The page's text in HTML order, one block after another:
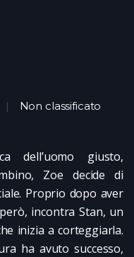
Non classificato
dell’uomo giusto,
Zoe decide di
Proprio dopo aver
incontra Stan, un
inizia a corteggiarla.
ha avuto successo,